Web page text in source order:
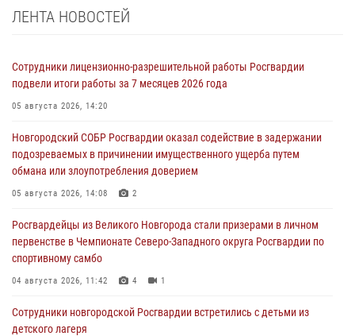
ЛЕНТА НОВОСТЕЙ
Сотрудники лицензионно-разрешительной работы Росгвардии
подвели итоги работы за 7 месяцев 2026 года
05 августа 2026, 14:20
Новгородский СОБР Росгвардии оказал содействие в задержании
подозреваемых в причинении имущественного ущерба путем
обмана или злоупотребления доверием
05 августа 2026, 14:08 2
Росгвардейцы из Великого Новгорода стали призерами в личном
первенстве в Чемпионате Северо-Западного округа Росгвардии по
спортивному самбо
04 августа 2026, 11:42 4 1
Сотрудники новгородской Росгвардии встретились с детьми из
детского лагеря